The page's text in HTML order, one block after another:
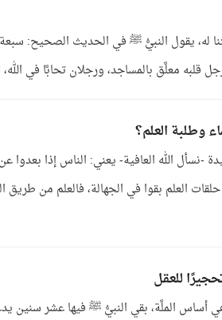
له، يقول النبيُّ ﷺ في الحديث الصحيح:
قلبه معلَّق بالمساجد، ورجلان تحابَّا في
وطلبة العلم؟
نسأل الله العافية- يعني: الناس إذا بعدوا
العلم بقوا في الجهالة، فالعلم من طريق
للعقل
أساس الملَّة، بقي النبيُّ ﷺ فيها عشر سنين